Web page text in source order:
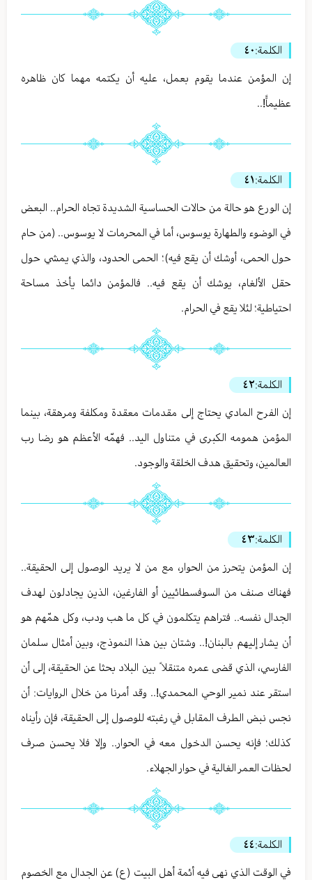
الكلمة:٤٠
إن المؤمن عندما يقوم بعمل، عليه أن يكتمه مهما كان ظاهره
عظيماًً!..
الكلمة:٤١
إن الورع هو حالة من حالات الحساسية الشديدة تجاه الحرام.. البعض
في الوضوء والطهارة يوسوس، أما في المحرمات لا يوسوس.. (من حام
حول الحمى، أوشك أن يقع فيه)؛ الحمى الحدود، والذي يمشي حول
حقل الألغام، يوشك أن يقع فيه.. فالمؤمن دائما يأخذ مساحة
احتياطية؛ لئلا يقع في الحرام.
الكلمة:٤٢
إن الفرح المادي يحتاج إلى مقدمات معقدة ومكلفة ومرهقة، بينما
المؤمن همومه الكبرى في متناول اليد.. فهمّه الأعظم هو رضا رب
العالمين، وتحقيق هدف الخلقة والوجود.
الكلمة:٤٣
إن المؤمن يتحرز من الحوار، مع من لا يريد الوصول إلى الحقيقة..
فهناك صنف من السوفسطائيين أو الفارغين، الذين يجادلون لهدف
الجدال نفسه.. فتراهم يتكلمون في كل ما هب ودب، وكل همّهم هو
أن يشار إليهم بالبنان!.. وشتان بين هذا النموذج، وبين أمثال سلمان
الفارسي، الذي قضى عمره متنقلا ً بين البلاد بحثا عن الحقيقة، إلى أن
استقر عند نمير الوحي المحمدي!.. وقد أمرنا من خلال الروايات: أن
نجس نبض الطرف المقابل في رغبته للوصول إلى الحقيقة، فإن رأيناه
كذلك؛ فإنه يحسن الدخول معه في الحوار.. وإلا فلا يحسن صرف
لحظات العمر الغالية في حوار الجهلاء.
الكلمة:٤٤
في الوقت الذي نهى فيه أئمة أهل البيت (ع) عن الجدال مع الخصوم